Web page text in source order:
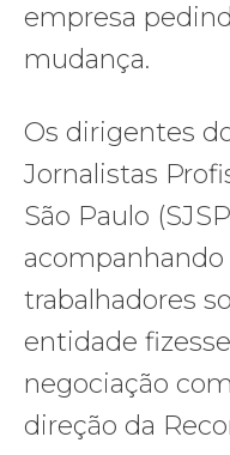
empresa
mudança.
Os dirigentes
Jornalistas
São Paulo
acompanhando
trabalhadores
entidade
negociação
direção da